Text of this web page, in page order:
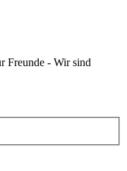
Freunde - Wir sind